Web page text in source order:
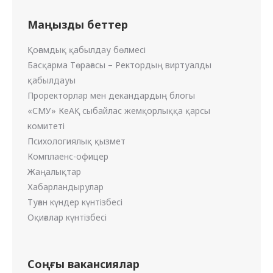
Маңызды беттер
Қоғамдық қабылдау бөлмесі
Басқарма Төрағасы – Ректордың виртуалды
қабылдауы
Проректорлар мен декандардың блогы
«СМУ» КеАҚ сыбайлас жемқорлыққа қарсы
комитеті
Психологиялық қызмет
Комплаенс-офицер
Жаңалықтар
Хабарландырулар
Туған күндер күнтізбесі
Оқиғалар күнтізбесі
Соңғы вакансиялар